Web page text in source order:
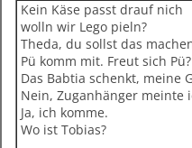
Kein Käse passt drauf nich
wolln wir Lego pieln?
Theda, du sollst das
Pü komm mit. Freut sich
Das Babtia schenkt, meine
Nein, Zuganhänger meinte
Ja, ich komme.
Wo ist Tobias?